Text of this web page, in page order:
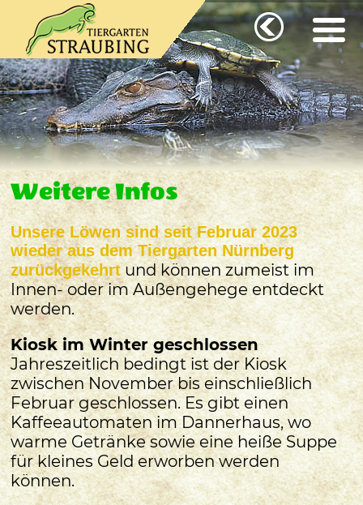
Weitere Infos
Unsere Löwen sind seit Februar 2023
wieder aus dem Tiergarten Nürnberg
zurückgekehrtund können zumeist im
Innen- oder im Außengehege entdeckt
werden.
Kiosk im Winter geschlossen
Jahreszeitlich bedingt ist der Kiosk
zwischen November bis einschließlich
Februar geschlossen. Es gibt einen
Kaffeeautomaten im Dannerhaus, wo
warme Getränke sowie eine heiße Suppe
für kleines Geld erworben werden
können.